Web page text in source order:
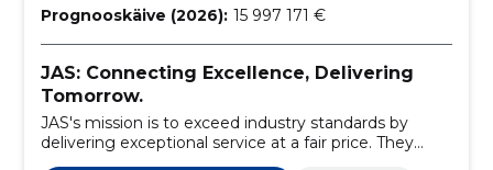
Prognooskäive (2026): 15 997 171 €
JAS: Connecting Excellence, Delivering
Tomorrow.
JAS's mission is to exceed industry standards by
delivering exceptional service at a fair price. They